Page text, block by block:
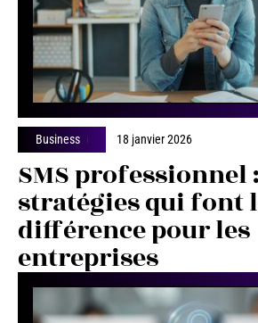
Business 18 janvier 2026
SMS professionnel
stratégies qui font
différence pour les
entreprises